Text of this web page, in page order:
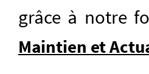
grâce à notre
Maintien et